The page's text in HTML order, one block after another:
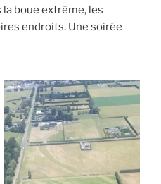
boue extrême, les
endroits. Une soirée